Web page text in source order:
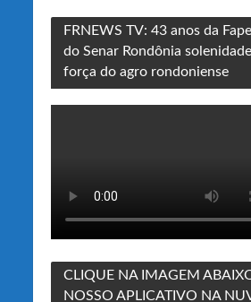
FRNEWS TV: 43 anos da
do Senar Rondônia
força do agro rondoniense
CLIQUE NA IMAGEM
NOSSO APLICATIVO NA